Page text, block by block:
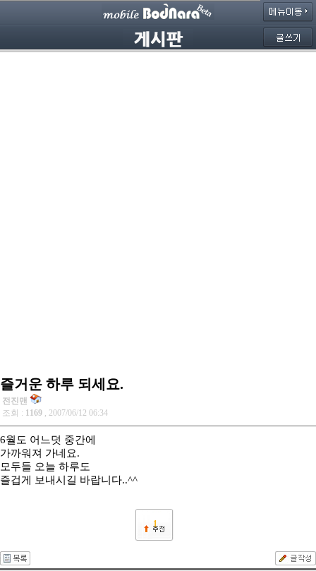
즐거운 하루 되세요.
전진맨
조회 : 1169 , 2007/06/12 06:34
6월도 어느덧 중간에
가까워져 가네요.
모두들 오늘 하루도
즐겁게 보내시길 바랍니다..^^
1